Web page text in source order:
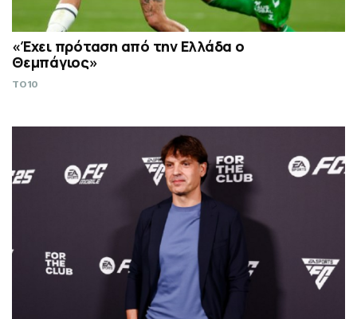
«Έχει πρόταση από την Ελλάδα ο
Θεμπάγιος»
TO10